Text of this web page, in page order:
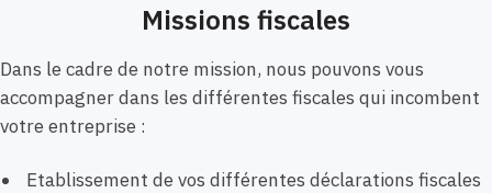
Missions fiscales
Dans le cadre de notre mission, nous pouvons vous
accompagner dans les différentes fiscales qui incombent
votre entreprise :
Etablissement de vos différentes déclarations fiscales